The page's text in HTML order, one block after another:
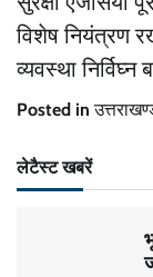
विशेष नियंत्रण
व्यवस्था निर्विघ्न
Posted in
लेटैस्ट खबरें